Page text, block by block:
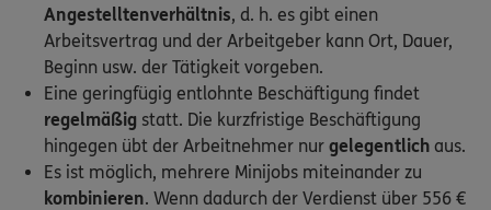
Angestelltenverhältnis, d. h. es gibt einen
Arbeitsvertrag und der Arbeitgeber kann Ort, Dauer,
Beginn usw. der Tätigkeit vorgeben.
Eine geringfügig entlohnte Beschäftigung findet
regelmäßig statt. Die kurzfristige Beschäftigung
hingegen übt der Arbeitnehmer nur gelegentlich aus.
Es ist möglich, mehrere Minijobs miteinander zu
kombinieren. Wenn dadurch der Verdienst über 556 €